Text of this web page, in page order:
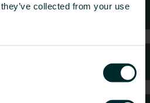
collected from your use